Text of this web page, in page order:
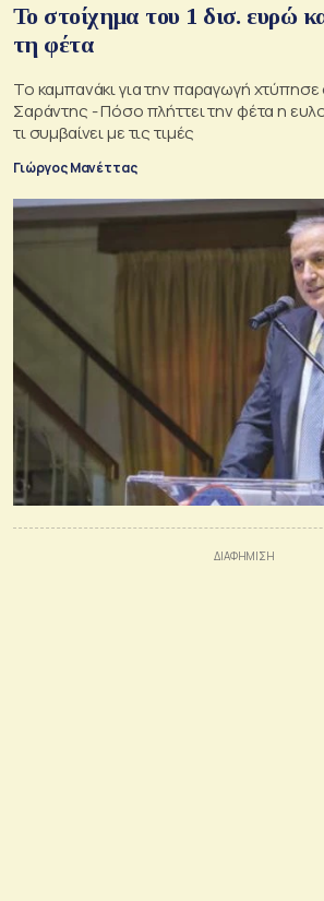
Το στοίχημα του 1 δισ. ευρώ
τη φέτα
Το καμπανάκι για την παραγωγή
Σαράντης - Πόσο πλήττει την φέτα η
τι συμβαίνει με τις τιμές
Γιώργος Μανέττας